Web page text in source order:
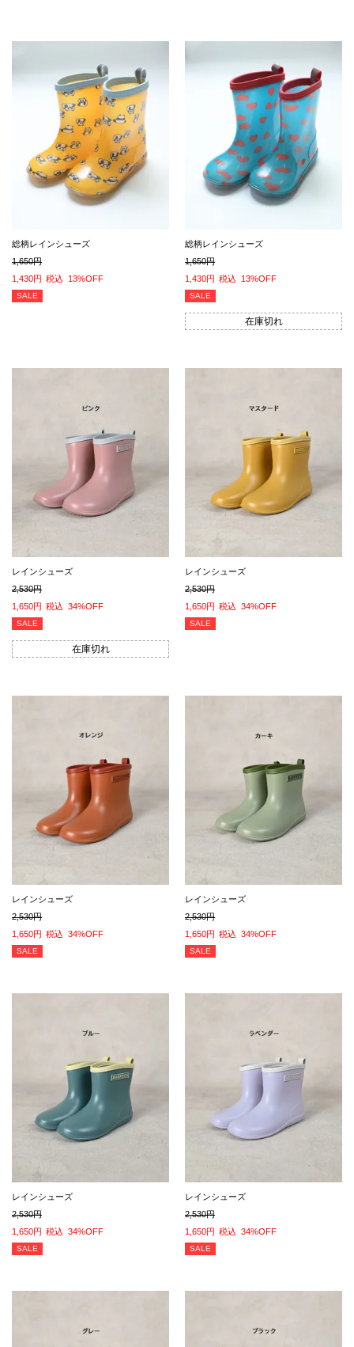
総柄レインシューズ
1,650
1,430
税込 13%OFF
SALE
総柄レインシューズ
1,650
1,430
税込 13%OFF
SALE
在庫切れ
レインシューズ
2,530
1,650
税込 34%OFF
SALE
在庫切れ
レインシューズ
2,530
1,650
税込 34%OFF
SALE
レインシューズ
2,530
1,650
税込 34%OFF
SALE
レインシューズ
2,530
1,650
税込 34%OFF
SALE
レインシューズ
2,530
1,650
税込 34%OFF
SALE
レインシューズ
2,530
1,650
税込 34%OFF
SALE